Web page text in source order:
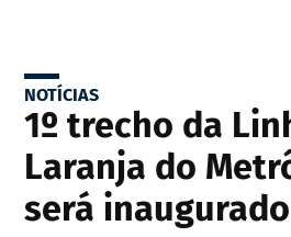
NOTÍCIAS
1º trecho da
Laranja do
será